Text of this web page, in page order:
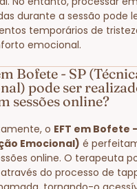
durante a sessão pode
temporários de
emocional.
Bofete - SP
pode ser
sessões online?
o EFT em Bofete
Emocional) é
online. O terapeuta
do processo de